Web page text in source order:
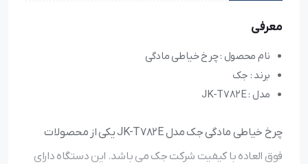
معرفی
نام محصول : چرخ خیاطی مادگی
برند : جک
مدل : JK-T782E
چرخ خیاطی مادگی جک مدل JK-T782E یکی از محصولات
فوق العاده با کیفیت شرکت جک می باشد. این دستگاه دارای